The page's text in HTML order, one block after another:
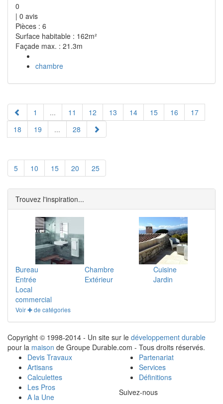
0
| 0 avis
Pièces : 6
Surface habitable : 162m²
Façade max. : 21.3m
chambre
1 ... 11 12 13 14 15 16
17
18
19 ... 28
5 10 15 20 25
Trouvez l'inspiration...
Bureau Chambre
Cuisine
Entrée
Extérieur
Jardin
Local
commercial
Voir ✚ de catégories
Copyright © 1998-2014 - Un site sur le développement durable
pour la maison de Groupe Durable.com - Tous droits réservés.
Devis Travaux
Artisans
Calculettes
Les Pros
A la Une
Partenariat
Services
Définitions
Suivez-nous